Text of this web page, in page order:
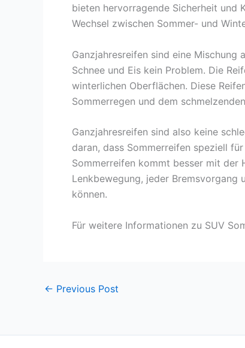
bieten hervorragende Sicherheit und
Wechsel zwischen Sommer- und
Ganzjahresreifen sind eine Mischung
Schnee und Eis kein Problem. Die
winterlichen Oberflächen. Diese
Sommerregen und dem
Ganzjahresreifen sind also keine
daran, dass Sommerreifen speziell
Sommerreifen kommt besser mit der
Lenkbewegung, jeder Bremsvorgang
können.
Für weitere Informationen zu SUV
← Previous Post